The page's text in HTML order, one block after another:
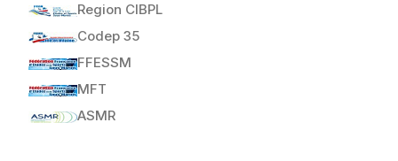
Region CIBPL
Codep 35
FFESSM
MFT
ASMR